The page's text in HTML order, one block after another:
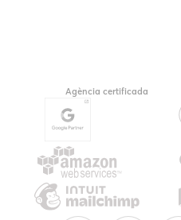
Agència certificada